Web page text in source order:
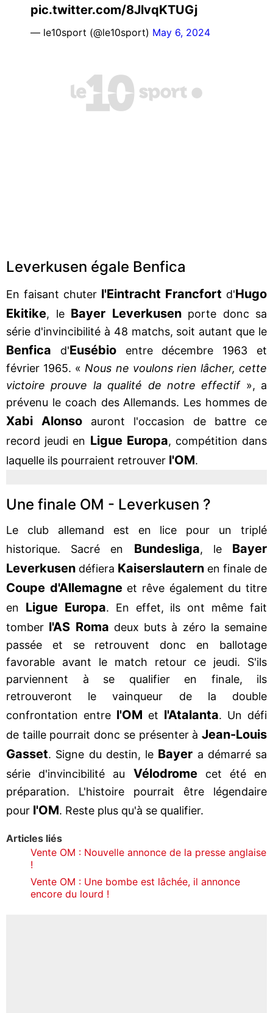
pic.twitter.com/8JlvqKTUGj
— le10sport (@le10sport) May 6, 2024
Leverkusen égale Benfica
En faisant chuter l'Eintracht Francfort d'Hugo
Ekitike, le Bayer Leverkusenporte donc sa
série d'invincibilité à 48 matchs, soit autant que le
Benfica d'Eusébioentre décembre 1963 et
février 1965. « Nous ne voulons rien lâcher, cette
victoire prouve la qualité de notre effectif», a
prévenu le coach des Allemands. Les hommes de
Xabi Alonso auront l'occasion de battre ce
record jeudi en Ligue Europa, compétition dans
laquelle ils pourraient retrouver l'OM.
Une finale OM - Leverkusen ?
Le club allemand est en lice pour un triplé
historique. Sacré en Bundesliga, le Bayer
Leverkusen défiera Kaiserslautern en finale de
Coupe d'Allemagneet rêve également du titre
en Ligue Europa. En effet, ils ont même fait
tomber l'AS Roma deux buts à zéro la semaine
passée et se retrouvent donc en ballotage
favorable avant le match retour ce jeudi. S'ils
parviennent à se qualifier en finale, ils
retrouveront le vainqueur de la double
confrontation entre l'OM et l'Atalanta. Un défi
de taille pourrait donc se présenter à Jean-Louis
Gasset. Signe du destin, le Bayer a démarré sa
série d'invincibilité au Vélodromecet été en
préparation. L'histoire pourrait être légendaire
pour l'OM. Reste plus qu'à se qualifier.
Articles liés
Vente OM : Nouvelle annonce de la presse anglaise
!
Vente OM : Une bombe est lâchée, il annonce
encore du lourd !